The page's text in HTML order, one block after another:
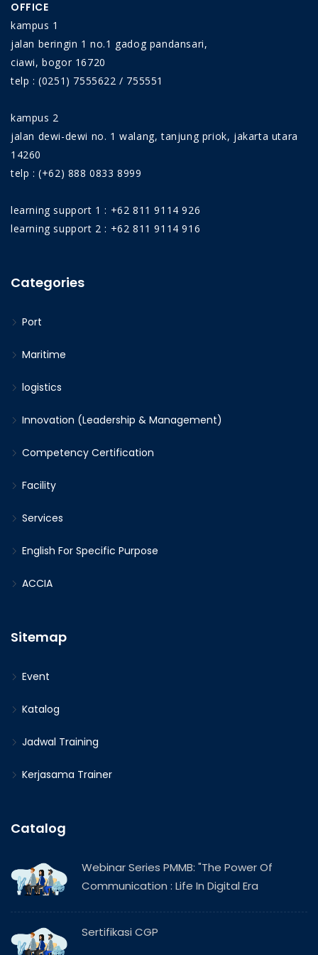
OFFICE
kampus 1
jalan beringin 1 no.1 gadog pandansari,
ciawi, bogor 16720
telp : (0251) 7555622 / 755551
kampus 2
jalan dewi-dewi no. 1 walang, tanjung priok, jakarta utara
14260
telp : (+62) 888 0833 8999
learning support 1 : +62 811 9114 926
learning support 2 : +62 811 9114 916
Categories
Port
Maritime
logistics
Innovation (Leadership & Management)
Competency Certification
Facility
Services
English For Specific Purpose
ACCIA
Sitemap
Event
Katalog
Jadwal Training
Kerjasama Trainer
Catalog
Webinar Series PMMB: "The Power Of
Communication : Life In Digital Era
Sertifikasi CGP